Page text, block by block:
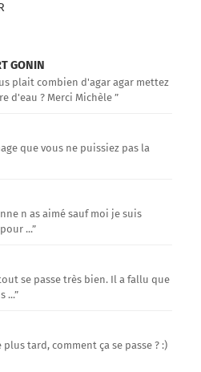
GONIN
plait combien d'agar agar mettez
d'eau ? Merci Michèle ”
que vous ne puissiez pas la
n as aimé sauf moi je suis
...”
se passe très bien. Il a fallu que
...”
plus tard, comment ça se passe ? :)